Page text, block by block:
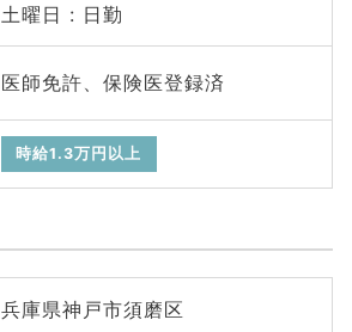
土曜日 : 日勤
医師免許、保険医登録済
時給1.3万円以上
兵庫県神戸市須磨区